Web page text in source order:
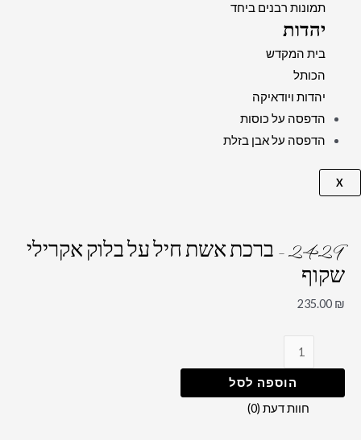
תמונות רבנים ביחד
יהדות
בית המקדש
הכותל
יהדות ויודאיקה
הדפסה על כוסות
הדפסה על אבן בזלת
X
2429 – ברכת אשת חיל על בלוק אקרילי
שקוף
235.00 ₪
הוספה לסל
חוות דעת (0)